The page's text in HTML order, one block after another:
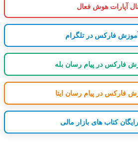
آپارات هوش فعال
آموزش فارکس در تلگرام
فارکس در پیام رسان بله
فارکس در پیام رسان ایتا
کتاب های بازار مالی